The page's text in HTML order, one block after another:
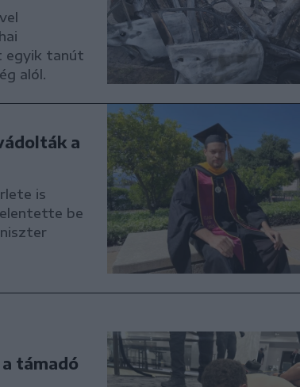
egyik tanút
alól.
a
is
be
támadó